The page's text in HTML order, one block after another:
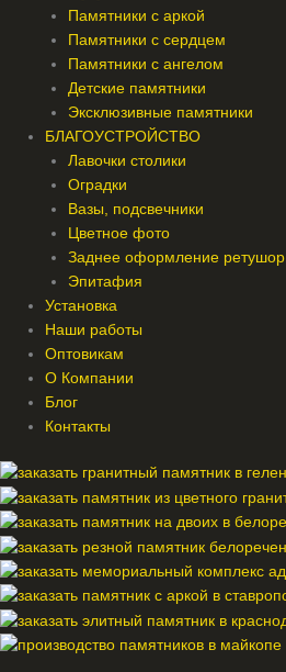
Памятники с аркой
Памятники с сердцем
Памятники с ангелом
Детские памятники
Эксклюзивные памятники
БЛАГОУСТРОЙСТВО
Лавочки столики
Оградки
Вазы, подсвечники
Цветное фото
Заднее оформление ретушор
Эпитафия
Установка
Наши работы
Оптовикам
О Компании
Блог
Контакты